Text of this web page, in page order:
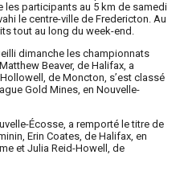
les participants au 5 km de samedi
le centre-ville de Fredericton. Au
tout au long du week-end.
dimanche les championnats
Beaver, de Halifax, a
de Moncton, s’est classé
Gold Mines, en Nouvelle-
Écosse, a remporté le titre de
Erin Coates, de Halifax, en
et Julia Reid-Howell, de